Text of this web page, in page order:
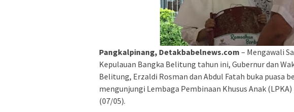
Pangkalpinang, Detakbabelnews.com – Mengawali
Kepulauan Bangka Belitung tahun ini, Gubernur dan
Belitung, Erzaldi Rosman dan Abdul Fatah buka puasa
mengunjungi Lembaga Pembinaan Khusus Anak
(07/05).